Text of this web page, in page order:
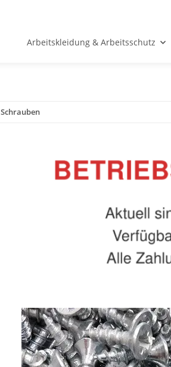
Arbeitskleidung & Arbeitsschutz
Schrauben